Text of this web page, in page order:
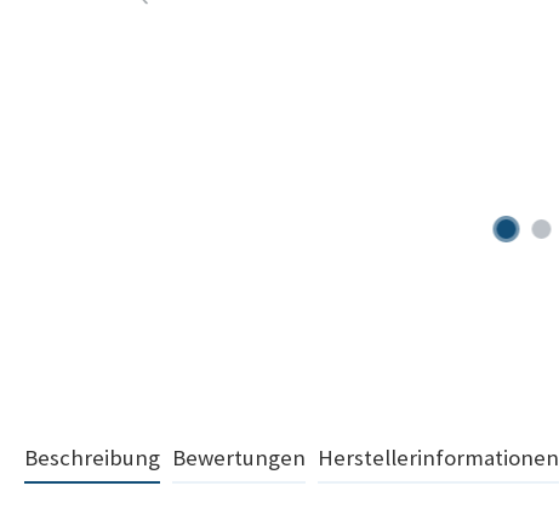
Beschreibung Bewertungen Herstellerinformationen